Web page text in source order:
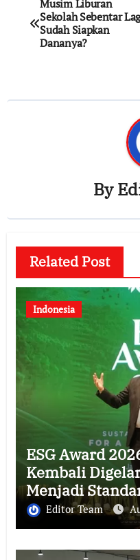
navigation
Musim Liburan
Sekolah Sebentar
Sudah Siapkan
Dananya?
By
Related Post
Indonesia
ESG Award
Kembali
Menjadi
Bisnis
Editor Team